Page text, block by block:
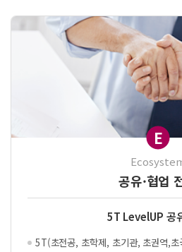
E
공유·협업
5T LevelUP 공
5T(초전공, 초학제, 초기관, 초권역,